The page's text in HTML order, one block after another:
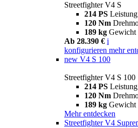
Streetfighter V4 S
214 PS Leistung
120 Nm
189 kg Gewicht
Ab 28.390 € i
konfigurieren mehr
new V4 S 100
Streetfighter V4 S 100
214 PS Leistung
120 Nm
189 kg Gewicht
Mehr entdecken
Streetfighter V4